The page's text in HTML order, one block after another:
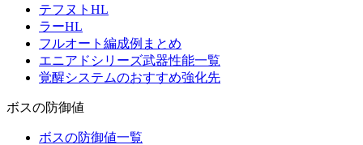
テフヌトHL
ラーHL
フルオート編成例まとめ
エニアドシリーズ武器性能一覧
覚醒システムのおすすめ強化先
ボスの防御値
ボスの防御値一覧